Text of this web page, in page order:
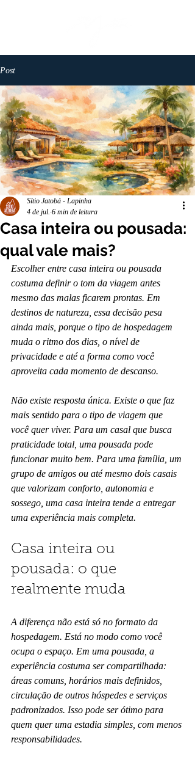
Post
Casa inteira ou pousada:
qual vale mais?
Sítio Jatobá - Lapinha
4 de jul. 6 min de leitura
Escolher entre casa inteira ou pousada
costuma definir o tom da viagem antes
mesmo das malas ficarem prontas. Em
destinos de natureza, essa decisão pesa
ainda mais, porque o tipo de hospedagem
muda o ritmo dos dias, o nível de
privacidade e até a forma como você
aproveita cada momento de descanso.
Não existe resposta única. Existe o que faz
mais sentido para o tipo de viagem que
você quer viver. Para um casal que busca
praticidade total, uma pousada pode
funcionar muito bem. Para uma família, um
grupo de amigos ou até mesmo dois casais
que valorizam conforto, autonomia e
sossego, uma casa inteira tende a entregar
uma experiência mais completa.
Casa inteira ou
pousada: o que
realmente muda
A diferença não está só no formato da
hospedagem. Está no modo como você
ocupa o espaço. Em uma pousada, a
experiência costuma ser compartilhada:
áreas comuns, horários mais definidos,
circulação de outros hóspedes e serviços
padronizados. Isso pode ser ótimo para
quem quer uma estadia simples, com menos
responsabilidades.